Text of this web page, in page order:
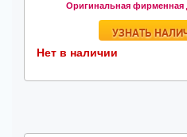
Оригинальная фирменная
УЗНАТЬ
Нет в наличии